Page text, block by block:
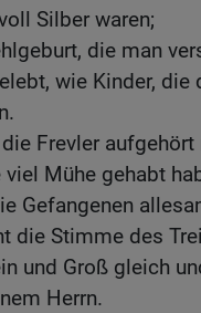
Silber waren;
die man
wie Kinder, die
Frevler aufgehört
viel Mühe gehabt
Gefangenen
die Stimme des
und Groß gleich
Herrn.